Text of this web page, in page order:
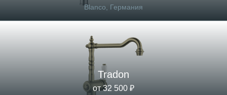
Blanco, Германия
Tradon
от 32 500 ₽